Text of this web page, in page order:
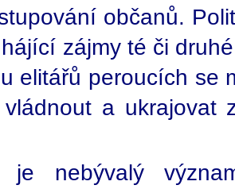
občanů.
zájmy té či
elitářů peroucích se
a ukrajovat
nebývalý